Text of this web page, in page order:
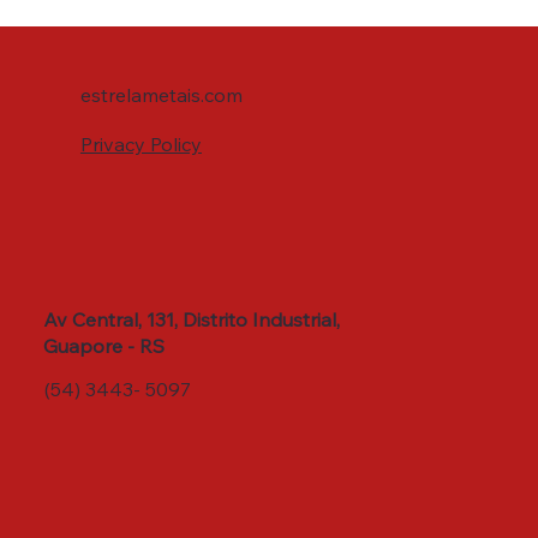
Av Central, 131, Distrito Industrial,
Guapore - RS
(54) 3443- 5097
estrelametais.com
Privacy Policy